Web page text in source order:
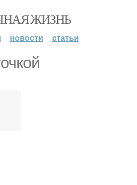
ЖИЗНЬ
новости статьи